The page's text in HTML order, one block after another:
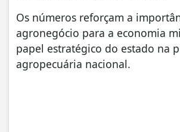
Os números reforçam a
agronegócio para a economia
papel estratégico do estado na
agropecuária nacional.